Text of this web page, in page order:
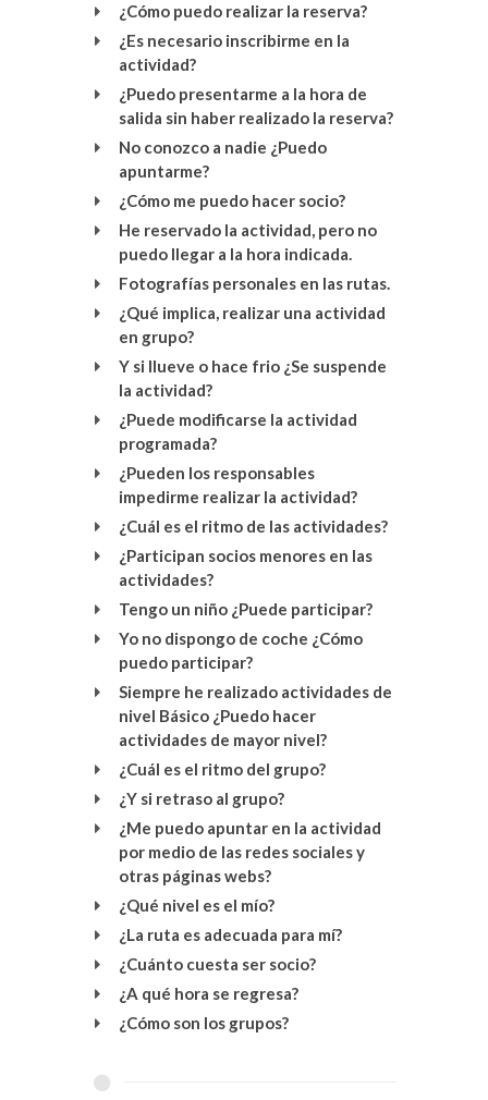
¿Cómo puedo realizar la reserva?
¿Es necesario inscribirme en la
actividad?
¿Puedo presentarme a la hora de
salida sin haber realizado la reserva?
No conozco a nadie ¿Puedo
apuntarme?
¿Cómo me puedo hacer socio?
He reservado la actividad, pero no
puedo llegar a la hora indicada.
Fotografías personales en las rutas.
¿Qué implica, realizar una actividad
en grupo?
Y si llueve o hace frio ¿Se suspende
la actividad?
¿Puede modificarse la actividad
programada?
¿Pueden los responsables
impedirme realizar la actividad?
¿Cuál es el ritmo de las actividades?
¿Participan socios menores en las
actividades?
Tengo un niño ¿Puede participar?
Yo no dispongo de coche ¿Cómo
puedo participar?
Siempre he realizado actividades de
nivel Básico ¿Puedo hacer
actividades de mayor nivel?
¿Cuál es el ritmo del grupo?
¿Y si retraso al grupo?
¿Me puedo apuntar en la actividad
por medio de las redes sociales y
otras páginas webs?
¿Qué nivel es el mío?
¿La ruta es adecuada para mí?
¿Cuánto cuesta ser socio?
¿A qué hora se regresa?
¿Cómo son los grupos?